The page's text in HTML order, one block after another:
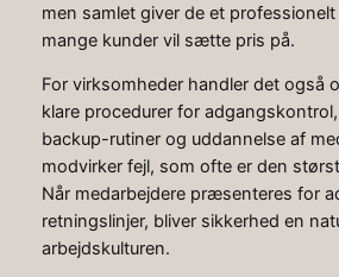
men samlet giver de et
mange kunder vil sætte pris på.
For virksomheder handler det også
klare procedurer for
backup-rutiner og uddannelse af
modvirker fejl, som ofte er den
Når medarbejdere præsenteres for
retningslinjer, bliver sikkerhed en
arbejdskulturen.